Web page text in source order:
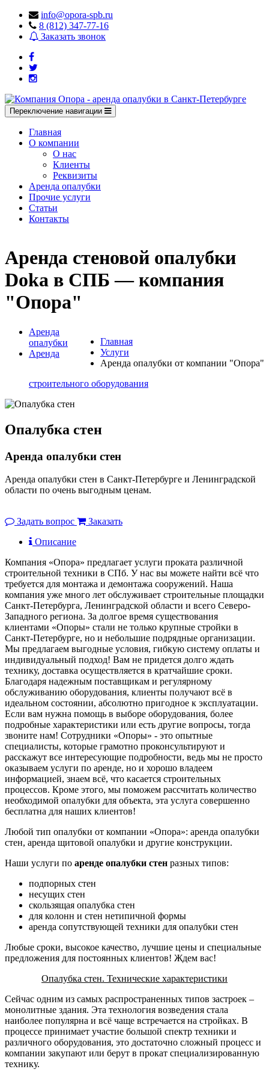
info@opora-spb.ru
8 (812) 347-77-16
Заказать звонок
Переключение навигации
Главная
О компании
О нас
Клиенты
Реквизиты
Аренда опалубки
Прочие услуги
Статьи
Контакты
Аренда стеновой опалубки
Doka в СПБ — компания
"Опора"
Главная
Услуги
Аренда опалубки от компании "Опора"
Аренда
опалубки
Аренда
строительного оборудования
Опалубка стен
Аренда опалубки стен
Аренда опалубки стен в Санкт-Петербурге и Ленинградской
области по очень выгодным ценам.
Задать вопрос
Заказать
Описание
Компания «Опора» предлагает услуги проката различной
строительной техники в СПб. У нас вы можете найти всё что
требуется для монтажа и демонтажа сооружений. Наша
компания уже много лет обслуживает строительные площадки
Санкт-Петербурга, Ленинградской области и всего Северо-
Западного региона. За долгое время существования
клиентами «Опоры» стали не только крупные стройки в
Санкт-Петербурге, но и небольшие подрядные организации.
Мы предлагаем выгодные условия, гибкую систему оплаты и
индивидуальный подход! Вам не придется долго ждать
технику, доставка осуществляется в кратчайшие сроки.
Благодаря надежным поставщикам и регулярному
обслуживанию оборудования, клиенты получают всё в
идеальном состоянии, абсолютно пригодное к эксплуатации.
Если вам нужна помощь в выборе оборудования, более
подробные характеристики или есть другие вопросы, тогда
звоните нам! Сотрудники «Опоры» - это опытные
специалисты, которые грамотно проконсультируют и
расскажут все интересующие подробности, ведь мы не просто
оказываем услуги по аренде, но и хорошо владеем
информацией, знаем всё, что касается строительных
процессов. Кроме этого, мы поможем рассчитать количество
необходимой опалубки для объекта, эта услуга совершенно
бесплатна для наших клиентов!
Любой тип опалубки от компании «Опора»: аренда опалубки
стен, аренда щитовой опалубки и другие конструкции.
Наши услуги по аренде опалубки стен разных типов:
подпорных стен
несущих стен
скользящая опалубка стен
для колонн и стен нетипичной формы
аренда сопутствующей техники для опалубки стен
Любые сроки, высокое качество, лучшие цены и специальные
предложения для постоянных клиентов! Ждем вас!
Опалубка стен. Технические характеристики
Сейчас одним из самых распространенных типов застроек –
монолитные здания. Эта технология возведения стала
наиболее популярна и всё чаще встречается на стройках. В
процессе принимает участие большой спектр техники и
различного оборудования, это достаточно сложный процесс и
компании закупают или берут в прокат специализированную
технику.